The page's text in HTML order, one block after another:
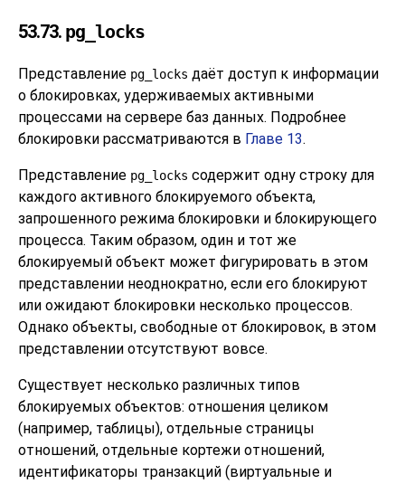
53.73. pg_locks
Представление pg_locks даёт доступ к информации
о блокировках, удерживаемых активными
процессами на сервере баз данных. Подробнее
блокировки рассматриваются в Главе 13.
Представление pg_locks содержит одну строку для
каждого активного блокируемого объекта,
запрошенного режима блокировки и блокирующего
процесса. Таким образом, один и тот же
блокируемый объект может фигурировать в этом
представлении неоднократно, если его блокируют
или ожидают блокировки несколько процессов.
Однако объекты, свободные от блокировок, в этом
представлении отсутствуют вовсе.
Существует несколько различных типов
блокируемых объектов: отношения целиком
(например, таблицы), отдельные страницы
отношений, отдельные кортежи отношений,
идентификаторы транзакций (виртуальные и